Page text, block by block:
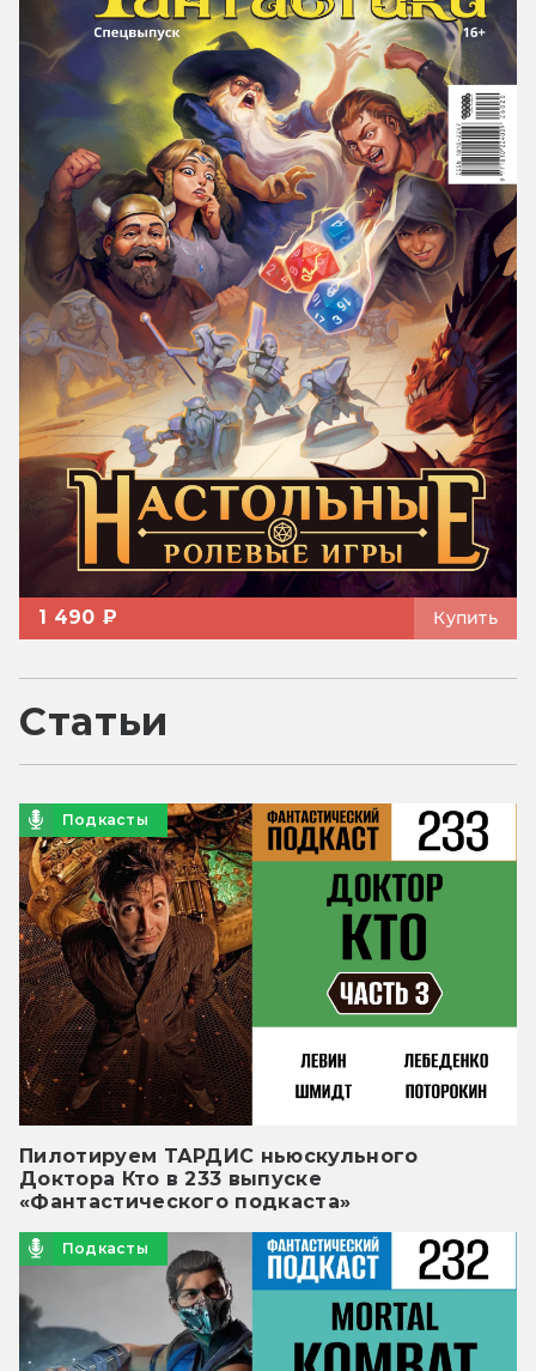
1 490 ₽ Купить
Статьи
Подкасты
Пилотируем ТАРДИС ньюскульного
Доктора Кто в 233 выпуске
«Фантастического подкаста»
Подкасты